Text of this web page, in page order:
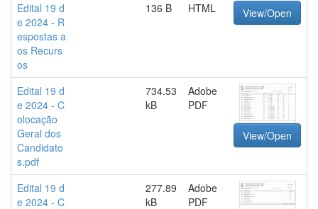
Edital 19 d
e 2024 - R
espostas a
os Recurs
os
136 B HTML View/Open
Edital 19 d
e 2024 - C
olocação
Geral dos
Candidato
s.pdf
734.53
kB
Adobe
PDF
View/Open
Edital 19 d
e 2024 - C
277.89
kB
Adobe
PDF